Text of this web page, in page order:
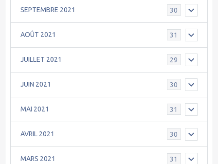
SEPTEMBRE 2021 30
AOÛT 2021 31
JUILLET 2021 29
JUIN 2021 30
MAI 2021 31
AVRIL 2021 30
MARS 2021 31